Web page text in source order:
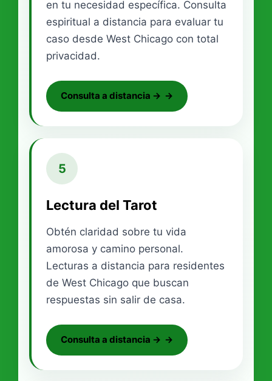
en tu necesidad específica. Consulta
espiritual a distancia para evaluar tu
caso desde West Chicago con total
privacidad.
Consulta a distancia →
5
Lectura del Tarot
Obtén claridad sobre tu vida
amorosa y camino personal.
Lecturas a distancia para residentes
de West Chicago que buscan
respuestas sin salir de casa.
Consulta a distancia →